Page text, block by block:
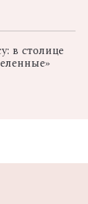
в столице